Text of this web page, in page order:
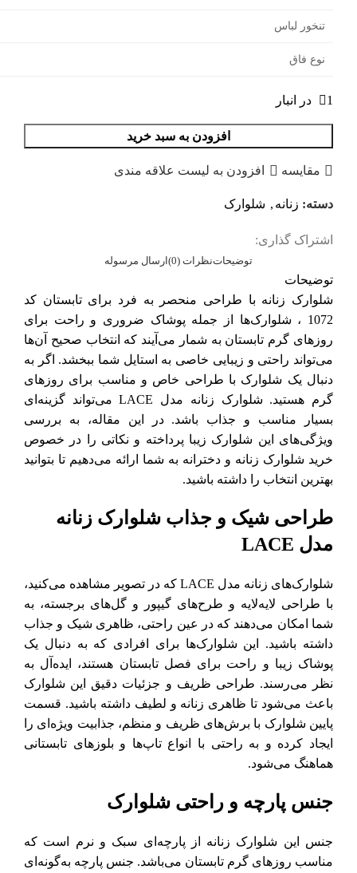
تنخور لباس
نوع فاق
1 در انبار
افزودن به سبد خرید
مقایسه افزودن به لیست علاقه مندی
دسته: زنانه , شلوارک
اشتراک گذاری:
توضیحاتنظرات (0) ارسال مرسوله
توضیحات
شلوارک زنانه با طراحی منحصر به فرد برای تابستان کد
1072 ، شلوارک‌ها از جمله پوشاک ضروری و راحت برای
روزهای گرم تابستان به شمار می‌آیند که انتخاب صحیح آن‌ها
می‌تواند راحتی و زیبایی خاصی به استایل شما ببخشد. اگر به
دنبال یک شلوارک با طراحی خاص و مناسب برای روزهای
گرم هستید. شلوارک زنانه مدل LACE می‌تواند گزینه‌ای
بسیار مناسب و جذاب باشد. در این مقاله، به بررسی
ویژگی‌های این شلوارک زیبا پرداخته و نکاتی را در خصوص
خرید شلوارک زنانه و دخترانه به شما ارائه می‌دهیم تا بتوانید
بهترین انتخاب را داشته باشید.
طراحی شیک و جذاب شلوارک زنانه
مدل LACE
شلوارک‌های زنانه مدل LACE که در تصویر مشاهده می‌کنید،
با طراحی لایه‌لایه و طرح‌های گیپور و گل‌های برجسته، به
شما امکان می‌دهند که در عین راحتی، ظاهری شیک و جذاب
داشته باشید. این شلوارک‌ها برای افرادی که به دنبال یک
پوشاک زیبا و راحت برای فصل تابستان هستند، ایده‌آل به
نظر می‌رسند. طراحی ظریف و جزئیات دقیق این شلوارک
باعث می‌شود تا ظاهری زنانه و لطیف داشته باشید. قسمت
پایین شلوارک با برش‌های ظریف و منظم، جذابیت ویژه‌ای را
ایجاد کرده و به راحتی با انواع تاپ‌ها و بلوزهای تابستانی
هماهنگ می‌شود.
جنس پارچه و راحتی شلوارک
جنس این شلوارک زنانه از پارچه‌ای سبک و نرم است که
مناسب روزهای گرم تابستان می‌باشد. جنس پارچه به‌گونه‌ای